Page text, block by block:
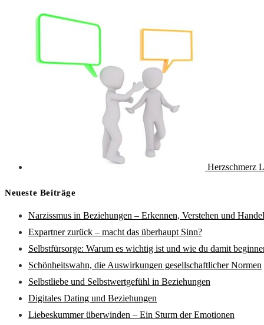
Herzschmerz
Neueste Beiträge
Narzissmus in Beziehungen – Erkennen, Verstehen und
Expartner zurück – macht das überhaupt Sinn?
Selbstfürsorge: Warum es wichtig ist und wie du damit
Schönheitswahn, die Auswirkungen gesellschaftlicher Normen
Selbstliebe und Selbstwertgefühl in Beziehungen
Digitales Dating und Beziehungen
Liebeskummer überwinden – Ein Sturm der Emotionen